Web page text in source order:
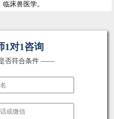
床兽医学。
1对1咨询
否符合条件 ——